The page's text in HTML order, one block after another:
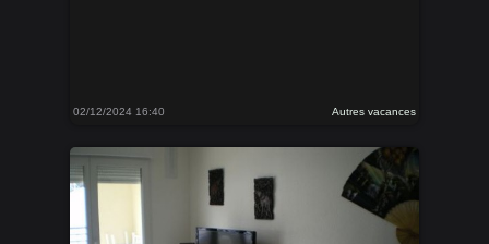
02/12/2024 16:40 Autres vacances